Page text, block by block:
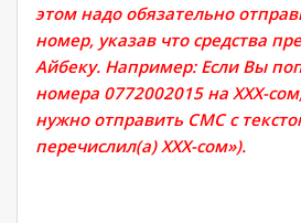
этом надо обязательно
номер, указав что средства
Айбеку. Например: Если Вы
номера 0772002015 на ХХХ-
нужно отправить СМС с
перечислил(а) ХХХ-сом»).